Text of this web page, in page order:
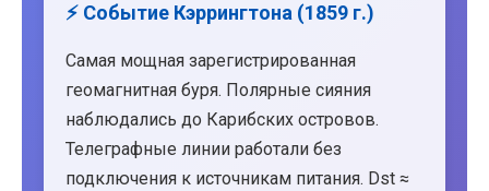
⚡ Событие Кэррингтона (1859 г.)
Самая мощная зарегистрированная
геомагнитная буря. Полярные сияния
наблюдались до Карибских островов.
Телеграфные линии работали без
подключения к источникам питания. Dst ≈